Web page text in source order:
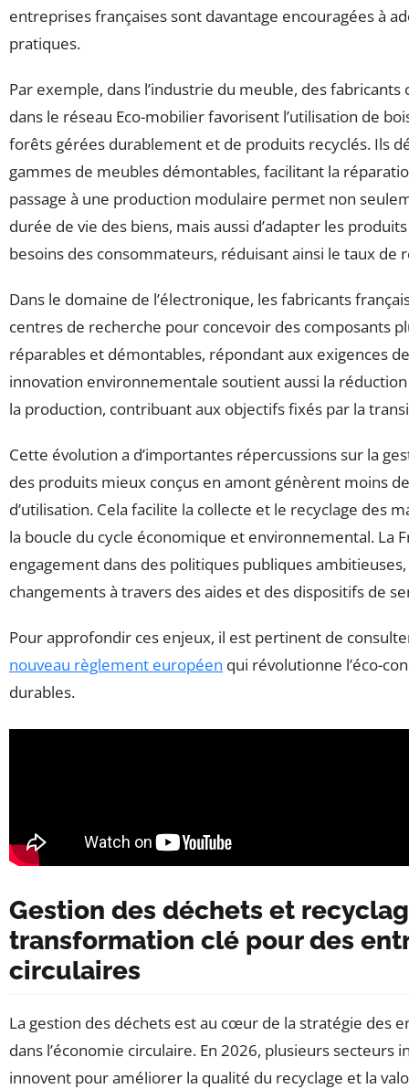
entreprises françaises sont davantage encouragées à
pratiques.
Par exemple, dans l’industrie du meuble, des
dans le réseau Eco-mobilier favorisent l’utilisation de
forêts gérées durablement et de produits recyclés. Ils
gammes de meubles démontables, facilitant la
passage à une production modulaire permet non
durée de vie des biens, mais aussi d’adapter les
besoins des consommateurs, réduisant ainsi le taux de
Dans le domaine de l’électronique, les fabricants
centres de recherche pour concevoir des composants
réparables et démontables, répondant aux exigences
innovation environnementale soutient aussi la
la production, contribuant aux objectifs fixés par la
Cette évolution a d’importantes répercussions sur la
des produits mieux conçus en amont génèrent moins
d’utilisation. Cela facilite la collecte et le recyclage des
la boucle du cycle économique et environnemental. La
engagement dans des politiques publiques
changements à travers des aides et des dispositifs de
Pour approfondir ces enjeux, il est pertinent de
nouveau règlement européen qui révolutionne l’éco-
durables.
Gestion des déchets et
transformation clé pour des
circulaires
La gestion des déchets est au cœur de la stratégie des
dans l’économie circulaire. En 2026, plusieurs secteurs
innovent pour améliorer la qualité du recyclage et la